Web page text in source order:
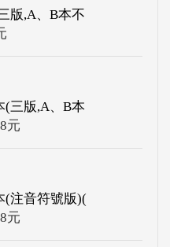
版,A、B本不
(三版,A、B本
元
(注音符號版)(
元